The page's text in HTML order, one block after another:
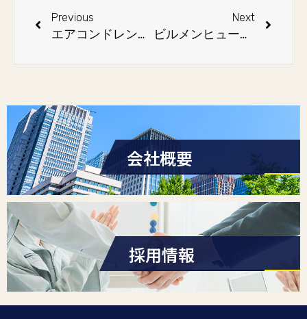
Previous
エアコンドレンパンの洗浄作業
Next
ビルメンヒューマンフェアグリーンエキスポ2022
会社概要
採用情報